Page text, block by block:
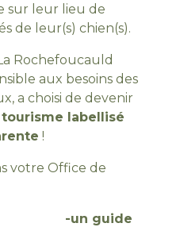
sur leur lieu de
de leur(s) chien(s).
Rochefoucauld
aux besoins des
a choisi de devenir
labellisé
!
votre Office de
-un guide